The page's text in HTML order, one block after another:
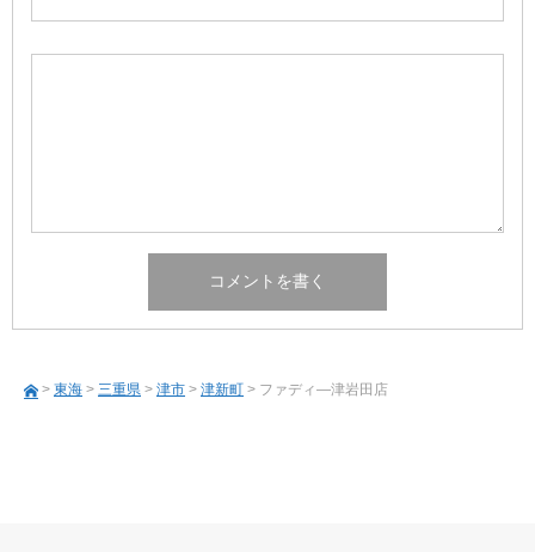
> 東海 > 三重県 > 津市 > 津新町 > ファディ―津岩田店